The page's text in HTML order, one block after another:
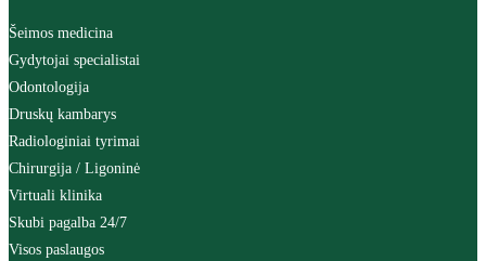
Šeimos medicina
Gydytojai specialistai
Odontologija
Druskų kambarys
Radiologiniai tyrimai
Chirurgija / Ligoninė
Virtuali klinika
Skubi pagalba 24/7
Visos paslaugos